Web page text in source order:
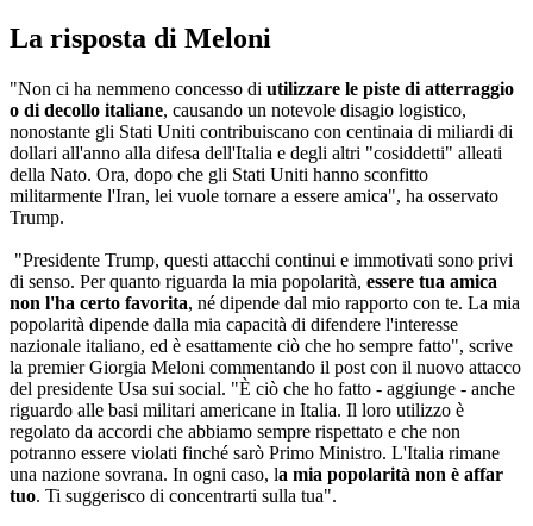
La risposta di Meloni
"Non ci ha nemmeno concesso di utilizzare le piste di atterraggio
o di decollo italiane, causando un notevole disagio logistico,
nonostante gli Stati Uniti contribuiscano con centinaia di miliardi di
dollari all'anno alla difesa dell'Italia e degli altri "cosiddetti" alleati
della Nato. Ora, dopo che gli Stati Uniti hanno sconfitto
militarmente l'Iran, lei vuole tornare a essere amica", ha osservato
Trump.
"Presidente Trump, questi attacchi continui e immotivati sono privi
di senso. Per quanto riguarda la mia popolarità, essere tua amica
non l'ha certo favorita, né dipende dal mio rapporto con te. La mia
popolarità dipende dalla mia capacità di difendere l'interesse
nazionale italiano, ed è esattamente ciò che ho sempre fatto", scrive
la premier Giorgia Meloni commentando il post con il nuovo attacco
del presidente Usa sui social. "È ciò che ho fatto - aggiunge - anche
riguardo alle basi militari americane in Italia. Il loro utilizzo è
regolato da accordi che abbiamo sempre rispettato e che non
potranno essere violati finché sarò Primo Ministro. L'Italia rimane
una nazione sovrana. In ogni caso, la mia popolarità non è affar
tuo. Ti suggerisco di concentrarti sulla tua".